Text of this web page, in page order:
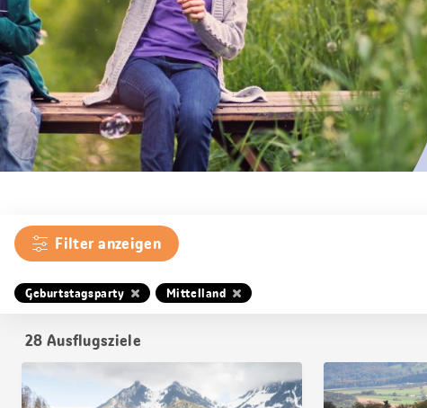
Filter anzeigen
Geburtstagsparty Mittelland
28 Ausflugsziele